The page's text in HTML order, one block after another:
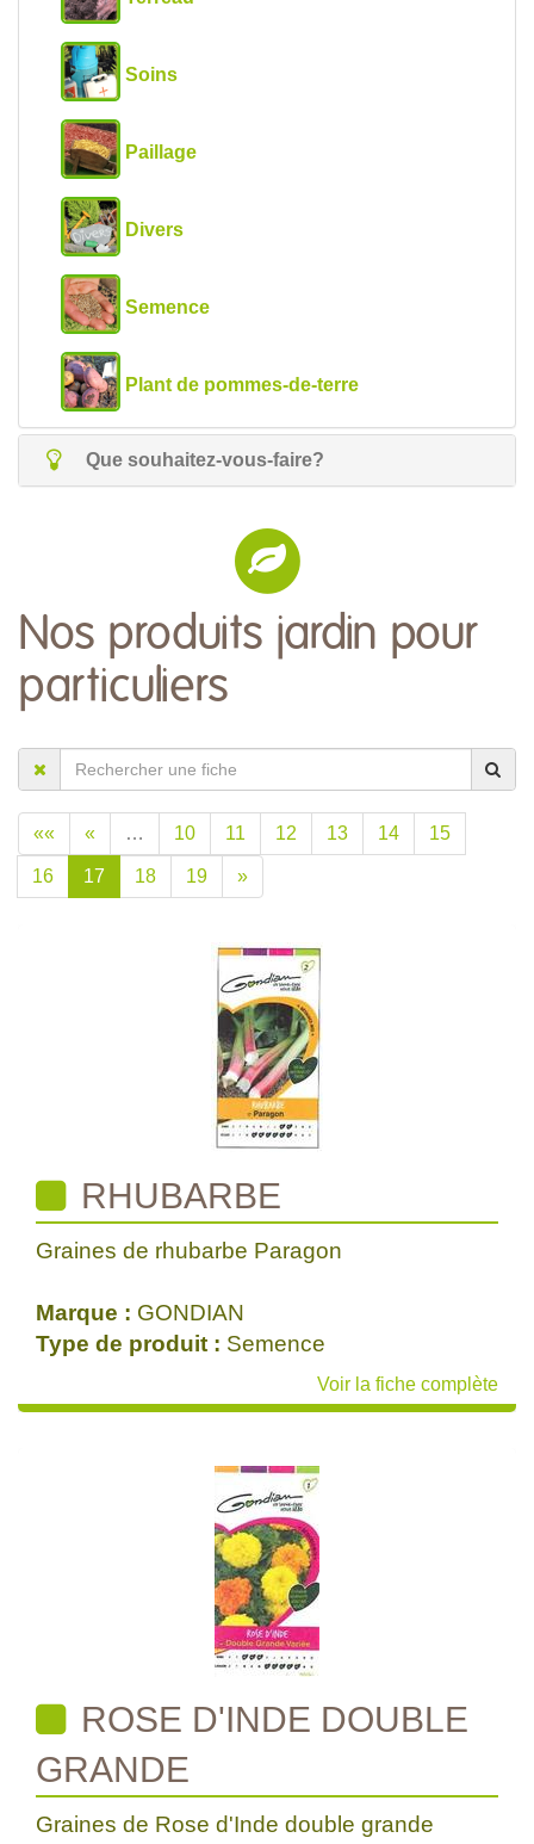
Soins
Paillage
Divers
Semence
Plant de pommes-de-terre
Que souhaitez-vous-faire?
Nos produits jardin pour
particuliers
«« « … 10 11 12 13 14 15
16 17 18 19 »
RHUBARBE
Graines de rhubarbe Paragon
Marque : GONDIAN
Type de produit : Semence
Voir la fiche complète
ROSE D'INDE DOUBLE
GRANDE
Graines de Rose d'Inde double grande